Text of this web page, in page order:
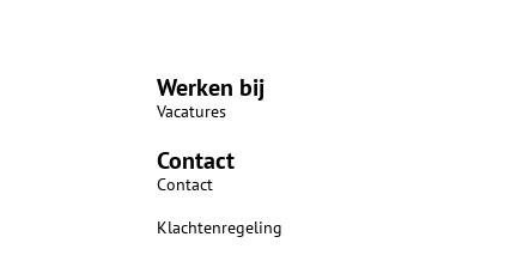
Werken bij
Vacatures
Contact
Contact
Klachtenregeling